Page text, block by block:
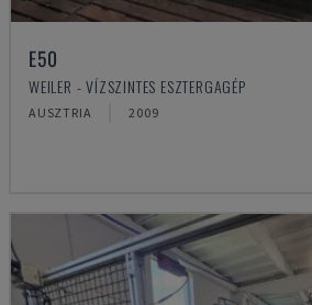
E50
WEILER - VÍZSZINTES ESZTERGAGÉP
AUSZTRIA 2009